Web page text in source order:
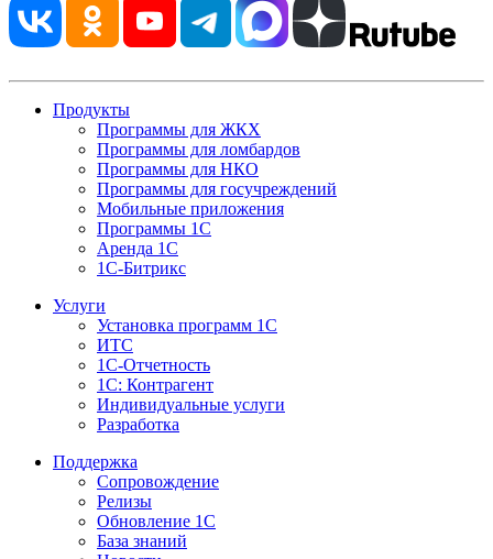
Продукты
Программы для ЖКХ
Программы для ломбардов
Программы для НКО
Программы для госучреждений
Мобильные приложения
Программы 1С
Аренда 1С
1С-Битрикс
Услуги
Установка программ 1С
ИТС
1С-Отчетность
1С: Контрагент
Индивидуальные услуги
Разработка
Поддержка
Сопровождение
Релизы
Обновление 1С
База знаний